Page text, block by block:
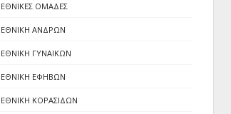
ΕΘΝΙΚΕΣ ΟΜΑΔΕΣ
ΕΘΝΙΚΗ ΑΝΔΡΩΝ
ΕΘΝΙΚΗ ΓΥΝΑΙΚΩΝ
ΕΘΝΙΚΗ ΕΦΗΒΩΝ
ΕΘΝΙΚΗ ΚΟΡΑΣΙΔΩΝ